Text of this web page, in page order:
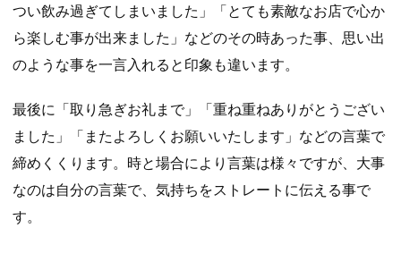
つい飲み過ぎてしまいました」「とても素敵なお店で心か
ら楽しむ事が出来ました」などのその時あった事、思い出
のような事を一言入れると印象も違います。
最後に「取り急ぎお礼まで」「重ね重ねありがとうござい
ました」「またよろしくお願いいたします」などの言葉で
締めくくります。時と場合により言葉は様々ですが、大事
なのは自分の言葉で、気持ちをストレートに伝える事で
す。